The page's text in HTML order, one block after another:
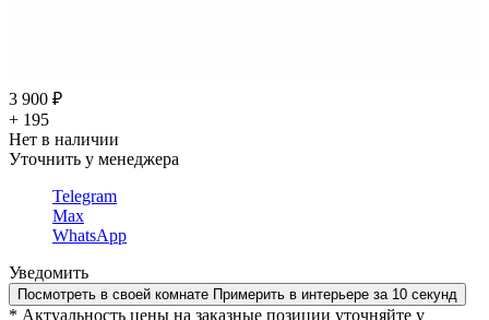
3 900 ₽
+ 195
Нет в наличии
Уточнить у менеджера
Telegram
Max
WhatsApp
Уведомить
Посмотреть в своей комнате Примерить в интерьере за 10 секунд
* Актуальность цены на заказные позиции уточняйте у